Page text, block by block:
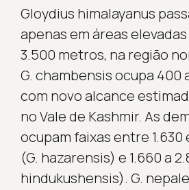
Gloydius himalayanus
apenas em áreas
3.500 metros, na região
G. chambensis ocupa 400
com novo alcance
no Vale de Kashmir. As
ocupam faixas entre
(G. hazarensis) e 1.660 a
hindukushensis). G.